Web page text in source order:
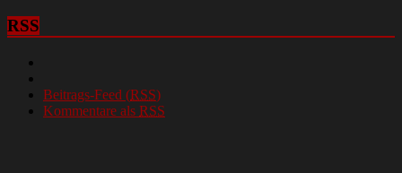
RSS
Beitrags-Feed (RSS)
Kommentare als RSS